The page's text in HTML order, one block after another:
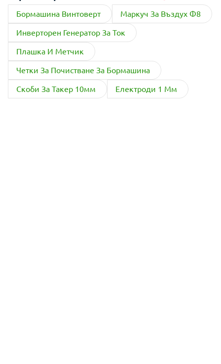
Бормашина Винтоверт
Маркуч За Въздух Ф8
Инверторен Генератор За Ток
Плашка И Метчик
Четки За Почистване За Бормашина
Скоби За Такер 10мм
Електроди 1 Мм